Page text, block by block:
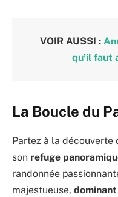
VOIR AUSSI :
qu’il faut
La Boucle du
Partez à la découverte
son refuge
randonnée
majestueuse, dominant